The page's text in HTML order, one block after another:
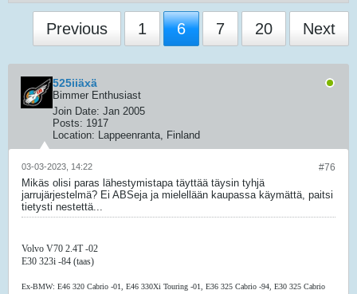
Previous 1 6 7 20 Next
525iiäxä
Bimmer Enthusiast
Join Date: Jan 2005
Posts: 1917
Location: Lappeenranta, Finland
#76
03-03-2023, 14:22
Mikäs olisi paras lähestymistapa täyttää täysin tyhjä
jarrujärjestelmä? Ei ABSeja ja mielellään kaupassa käymättä, paitsi
tietysti nestettä...
Volvo V70 2.4T -02
E30 323i -84 (taas)
Ex-BMW: E46 320 Cabrio -01, E46 330Xi Touring -01, E36 325 Cabrio -94, E30 325 Cabrio